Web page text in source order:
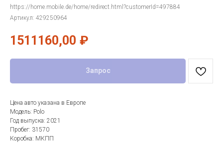
https://home.mobile.de/home/redirect.html?customerId=497884
Артикул: 429250964
1511160,00 ₽
Запрос
Цена авто указана в Европе
Модель: Polo
Год выпуска: 2021
Пробег: 31570
Коробка: МКПП